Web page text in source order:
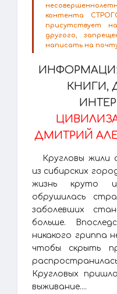
контента
присутствует
другого,
написать на
КНИГИ,
ДМИТРИЙ
Кругловы жили
из сибирских
жизнь круто
обрушилась
заболевших
больше.
никакого гриппа
чтобы скрыть
Кругловых
выживание....